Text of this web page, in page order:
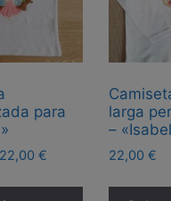
para
22,00€
precios:
larga
–
22,00 €